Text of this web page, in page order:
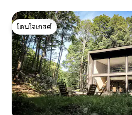
โดนใจเกสต์
โดนใจเกสต์